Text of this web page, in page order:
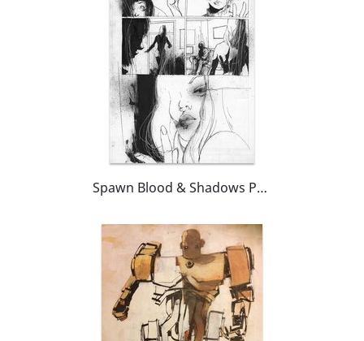
Spawn Blood & Shadows Page 35